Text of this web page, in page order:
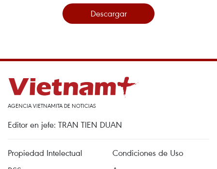
Descargar
AGENCIA VIETNAMITA DE NOTICIAS
Editor en jefe: TRAN TIEN DUAN
Propiedad Intelectual
Condiciones de Uso